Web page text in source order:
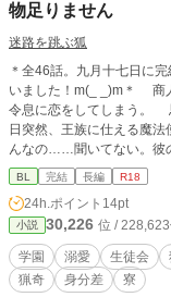
物足りません
迷路を跳ぶ狐
＊全46話。九月十七日に
いました！m(_ _)m＊ 商人たちに奴隷のように扱われていた僕は、伯爵様の御
令息に恋をしてしまう。
日突然、王族に仕える魔法
んなの……聞いてない。彼の
いかれて、いてもたっても
学した。 彼はすでに生徒会長になっていて、入学早々、僕は生徒会室に呼び
出された。ドキドキしなが
て言った。 好き……？ 僕を？？ そんなの信じられない。だって、僕のこ
とを置いて行ったくせに。 それでも、会長の前に行くとドキドキする。付き
合い始めた僕らだけど、絡
ばかり。 もう嫌われたって思ったのに、連れて行かれた生徒会室で「今日か
BL 完結 長編 R18
24h.ポイント 14pt
小説 30,226 位 /
学園 溺愛 生徒会
猟奇
身分差 寮